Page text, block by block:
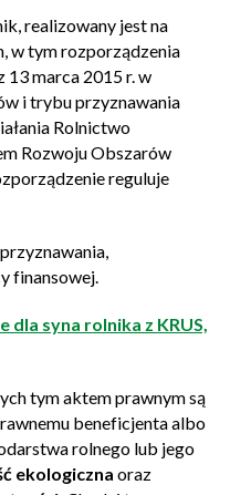
realizowany jest na
w tym rozporządzenia
marca 2015 r. w
i trybu przyznawania
Rolnictwo
Rozwoju Obszarów
reguluje
finansowej.
syna rolnika z KRUS,
tym aktem prawnym są
beneficjenta albo
rolnego lub jego
ekologiczna oraz